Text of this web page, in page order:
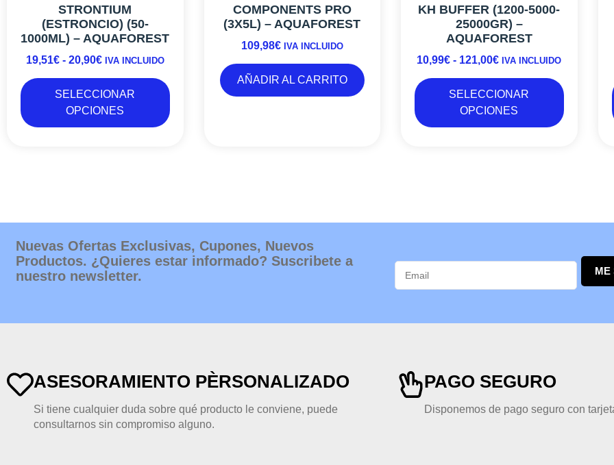
STRONTIUM
(ESTRONCIO) (50-
1000ML) – AQUAFOREST
19,51€ - 20,90€
19,51€
HASTA
20,90€
IVA INCLUIDO
SELECCIONAR
OPCIONES
en
COMPONENTS PRO
(3X5L) – AQUAFOREST
109,98€ IVA INCLUIDO
AÑADIR AL CARRITO
KH BUFFER (1200-5000-
25000GR) –
AQUAFOREST
10,99€ - 121,00€
10,99€
HASTA
121,00€
IVA INCLUIDO
SELECCIONAR
OPCIONES
en
Nuevas Ofertas Exclusivas, Cupones, Nuevos
Productos. ¿Quieres estar informado? Suscribete a
nuestro newsletter.
ME
ASESORAMIENTO PÈRSONALIZADO
Si tiene cualquier duda sobre qué producto le conviene, puede
consultarnos sin compromiso alguno.
PAGO SEGURO
Disponemos de pago seguro con